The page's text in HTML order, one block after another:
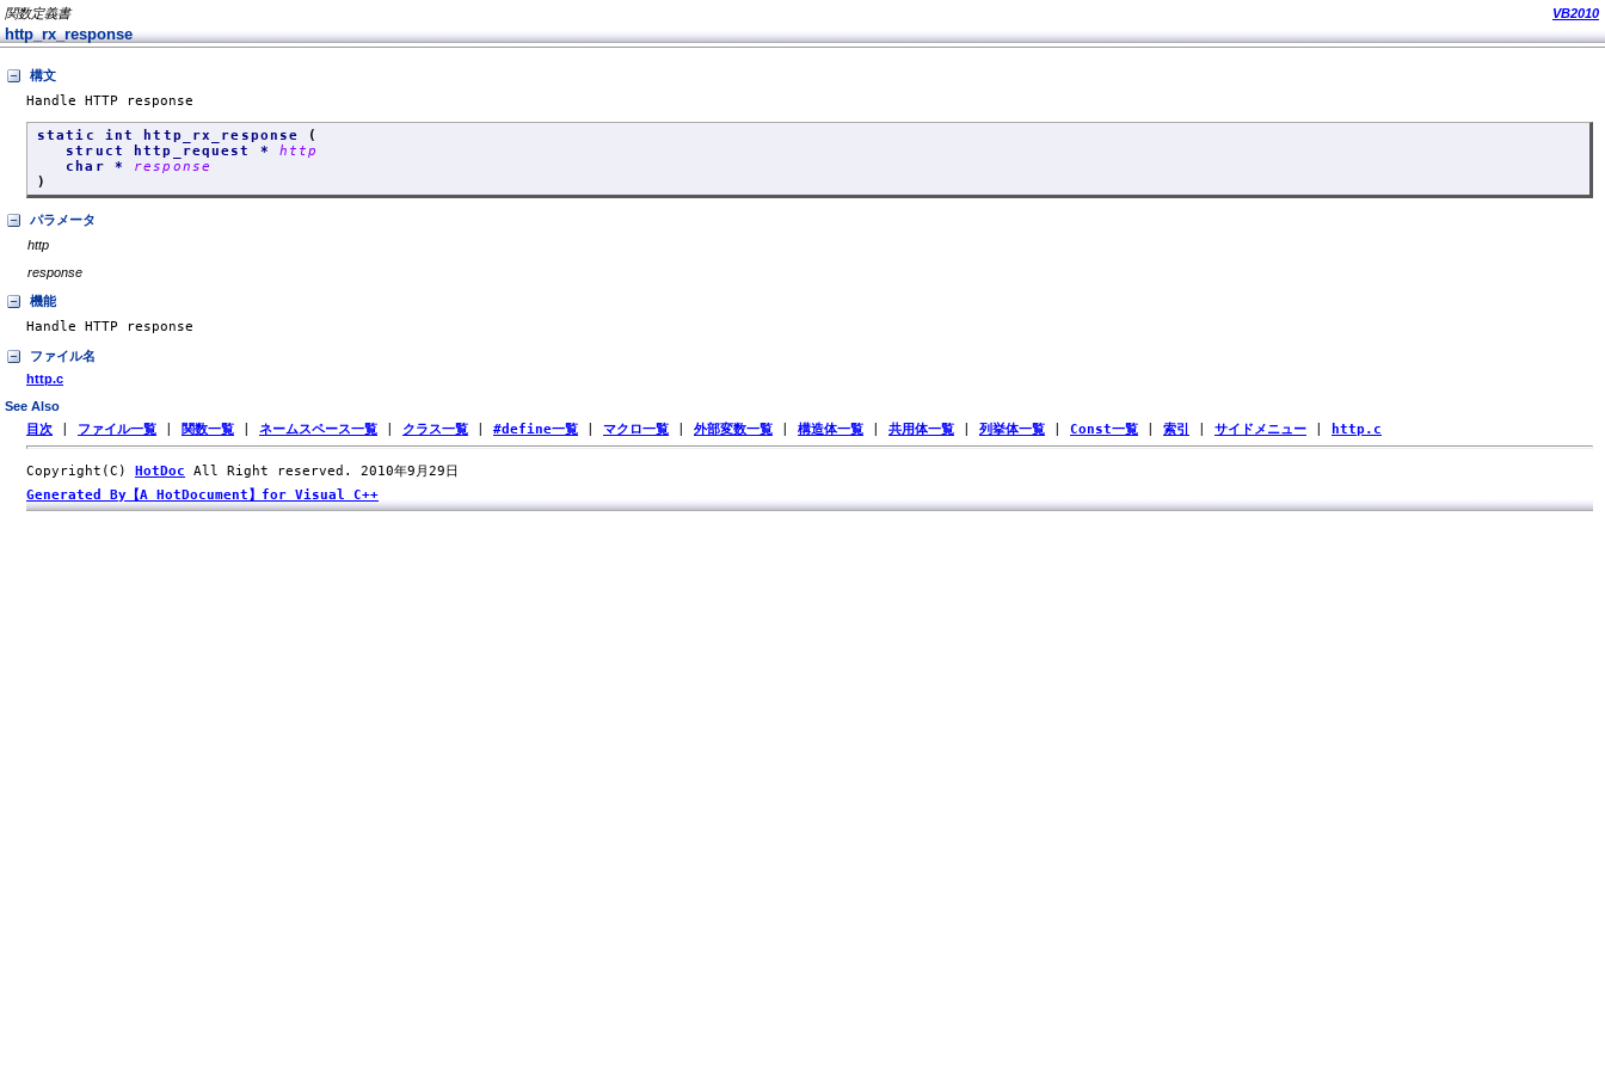
関数定義書 VB2010
http_rx_response
構文
Handle HTTP response
static int http_rx_response
(
struct http_request * http
char * response
)
パラメータ
http
response
機能
Handle HTTP response
ファイル名
http.c
See Also
目次 ファイル一覧 関数一覧 ネームスペース一覧 クラス一覧 #define一覧 マクロ一覧 外部変数一覧 構造体一覧 共用体一覧 列挙体一覧 Const一覧 索引 サイドメニュー http.c
Copyright(C) HotDoc All Right reserved. 2010年9月29日
Generated By【A HotDocument】for Visual C++